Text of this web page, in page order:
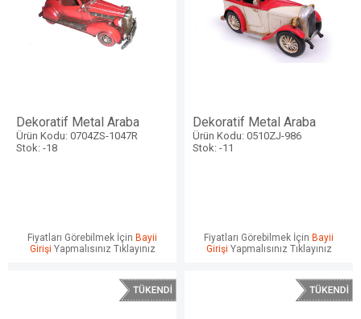
Dekoratif Metal Araba
Ürün Kodu: 0704ZS-1047R
Stok: -18
Fiyatları Görebilmek İçin Bayii
Girişi Yapmalısınız Tıklayınız
Dekoratif Metal Araba
Ürün Kodu: 0510ZJ-986
Stok: -11
Fiyatları Görebilmek İçin Bayii
Girişi Yapmalısınız Tıklayınız